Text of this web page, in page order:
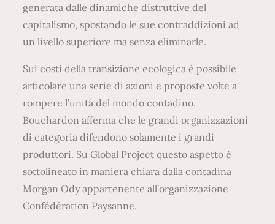
generata dalle dinamiche distruttive del
capitalismo, spostando le sue contraddizioni ad
un livello superiore ma senza eliminarle.
Sui costi della transizione ecologica è possibile
articolare una serie di azioni e proposte volte a
rompere l’unità del mondo contadino.
Bouchardon afferma che le grandi organizzazioni
di categoria difendono solamente i grandi
produttori. Su Global Project questo aspetto è
sottolineato in maniera chiara dalla contadina
Morgan Ody appartenente all’organizzazione
Confédération Paysanne.